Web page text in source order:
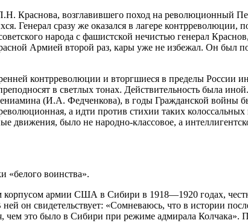
Краснова, возглавившего поход на революционный
сразу же оказался в лагере контрреволюции,
народа с фашистской нечистью генерал
Армией второй раз, кары уже не избежал. Он был
контрреволюции и вторгшиеся в пределы России
в светлых тонах. Действительность была
(И.А. Федченкова), в годы Гражданской войны
а идти против стихии таких
движения, было не народно-классовое, а
«белого воинства».
армии США в Сибири в 1918—1920 годах,
свидетельствует: «Сомневаюсь, что в истории
это было в Сибири при режиме адмирала Колчака».